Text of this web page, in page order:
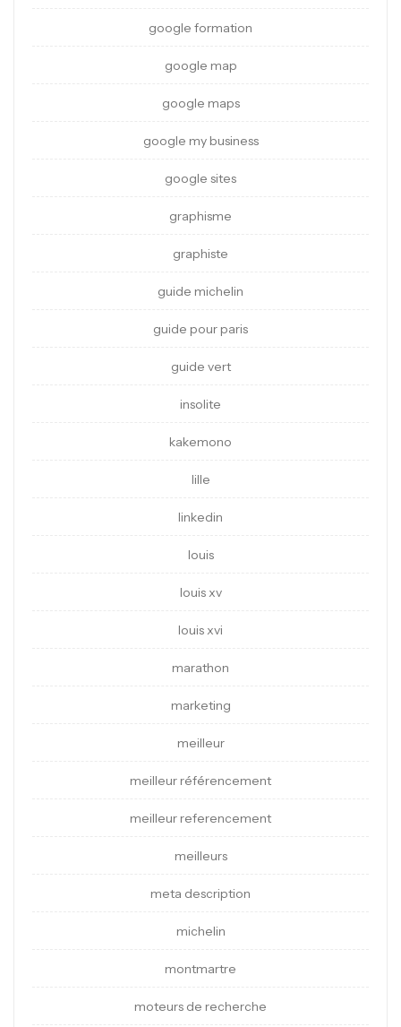
google formation
google map
google maps
google my business
google sites
graphisme
graphiste
guide michelin
guide pour paris
guide vert
insolite
kakemono
lille
linkedin
louis
louis xv
louis xvi
marathon
marketing
meilleur
meilleur référencement
meilleur referencement
meilleurs
meta description
michelin
montmartre
moteurs de recherche